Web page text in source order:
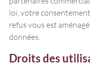
loi, votre
refus vous est
données.
Droits des